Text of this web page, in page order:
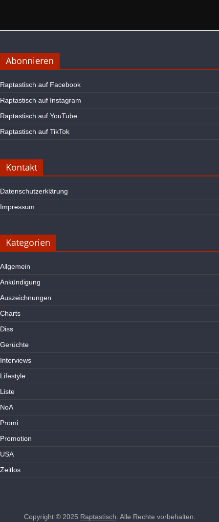
Abonnieren
Raptastisch auf Facebook
Raptastisch auf Instagram
Raptastisch auf YouTube
Raptastisch auf TikTok
Kontakt
Datenschutzerklärung
Impressum
Kategorien
Allgemein
Ankündigung
Auszeichnungen
Charts
Diss
Gerüchte
Interviews
Lifestyle
Liste
NoA
Promi
Promotion
USA
Zeitlos
Copyright © 2025 Raptastisch . Alle Rechte vorbehalten.